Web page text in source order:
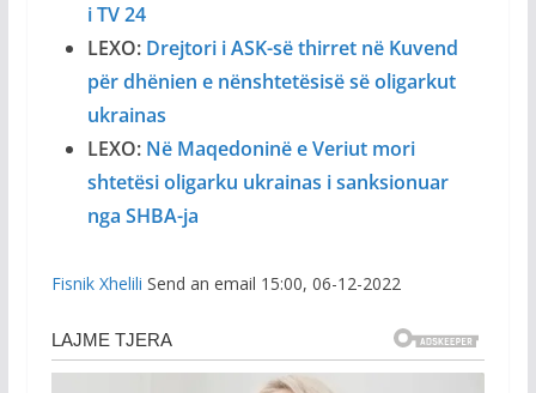
i TV 24
LEXO: Drejtori i ASK-së thirret në Kuvend
për dhënien e nënshtetësisë së oligarkut
ukrainas
LEXO: Në Maqedoninë e Veriut mori
shtetësi oligarku ukrainas i sanksionuar
nga SHBA-ja
Fisnik Xhelili Send an email 15:00, 06-12-2022